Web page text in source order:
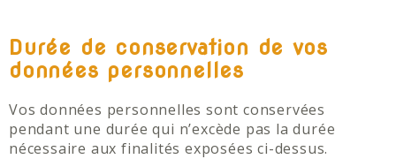
Durée de conservation de vos
données personnelles
Vos données personnelles sont conservées
pendant une durée qui n’excède pas la durée
nécessaire aux finalités exposées ci-dessus.